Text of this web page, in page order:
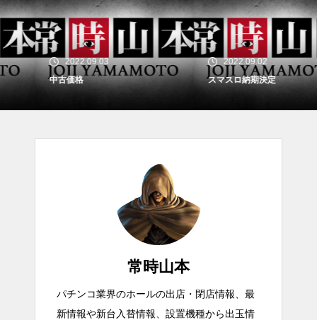
2022.09.03
中古価格
2022.09.02
スマスロ納期決定
常時山本
パチンコ業界のホールの出店・閉店情報、最
新情報や新台入替情報、設置機種から出玉情